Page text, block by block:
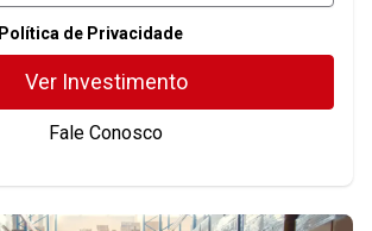
Política de Privacidade
Ver Investimento
Fale Conosco